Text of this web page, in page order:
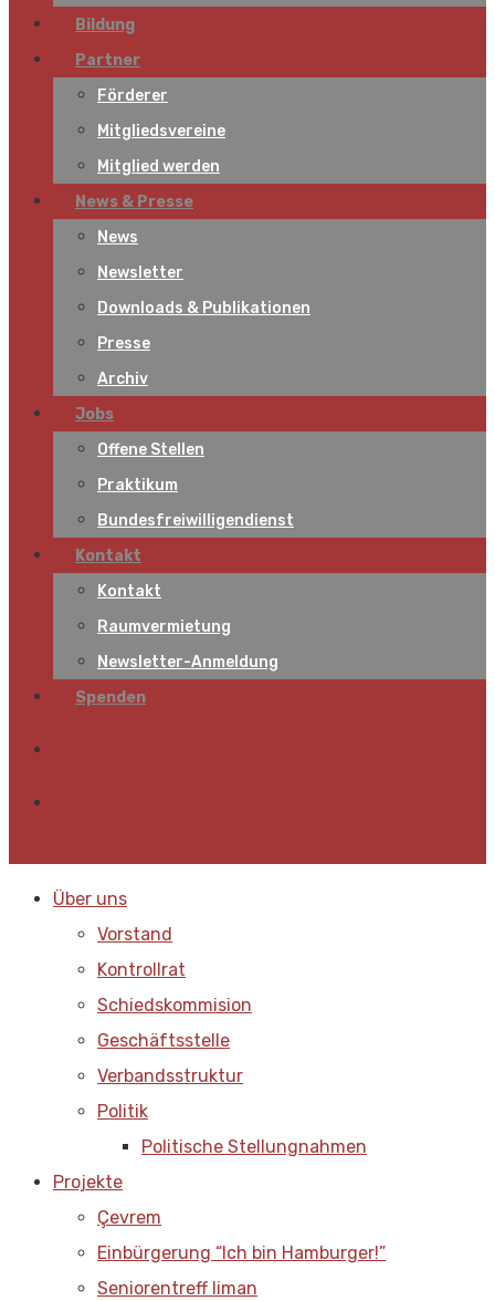
Bildung
Partner
Förderer
Mitgliedsvereine
Mitglied werden
News & Presse
News
Newsletter
Downloads & Publikationen
Presse
Archiv
Jobs
Offene Stellen
Praktikum
Bundesfreiwilligendienst
Kontakt
Kontakt
Raumvermietung
Newsletter-Anmeldung
Spenden
Über uns
Vorstand
Kontrollrat
Schiedskommision
Geschäftsstelle
Verbandsstruktur
Politik
Politische Stellungnahmen
Projekte
Çevrem
Einbürgerung “Ich bin Hamburger!”
Seniorentreff liman